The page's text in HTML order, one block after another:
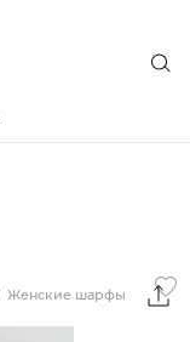
Женские шарфы